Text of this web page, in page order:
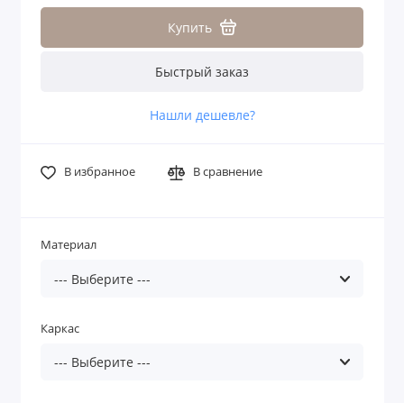
Купить
Быстрый заказ
Нашли дешевле?
В избранное В сравнение
Материал
Каркас